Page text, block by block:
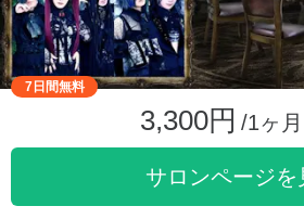
7日間無料
3,300円 /1ヶ
サロンページを